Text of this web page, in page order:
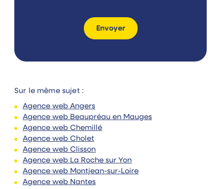
Envoyer
Sur le même sujet :
Agence web Angers
Agence web Beaupréau en Mauges
Agence web Chemillé
Agence web Cholet
Agence web Clisson
Agence web La Roche sur Yon
Agence web Montjean-sur-Loire
Agence web Nantes